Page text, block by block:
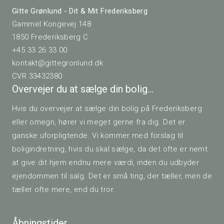
Gitte Grønlund - Dit & Mit Frederiksberg
Gammel Kongevej 148
1850 Frederiksberg C
+45 33 26 33 00
kontakt@gittegronlund.dk
CVR 33432380
Overvejer du at sælge din bolig…
Hvis du overvejer at sælge din bolig på Frederiksberg
eller omegn, hører vi meget gerne fra dig. Det er
ganske uforpligtende. Vi kommer med forslag til
boligindretning, hvis du skal sælge, da det ofte er nemt
at give dit hjem endnu mere værdi, inden du udbyder
ejendommen til salg. Det er små ting, der tæller, men de
tæller ofte mere, end du tror.